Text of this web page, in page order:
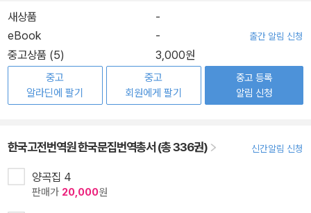
새상품
-
eBook
- 출간 알림 신청
중고상품 (5) 3,000원
중고
알라딘에 팔기
중고
회원에게 팔기
중고 등록
알림 신청
한국고전번역원 한국문집번역총서 (총 336권) 신간알림 신청
양곡집 4
판매가 20,000원